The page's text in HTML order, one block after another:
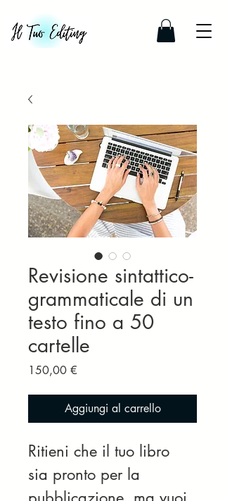
Revisione sintattico-
grammaticale di un
testo fino a 50
cartelle
150,00 €
Aggiungi al carrello
Ritieni che il tuo libro
sia pronto per la